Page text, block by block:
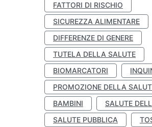
FATTORI DI RISCHIO
SICUREZZA ALIMENTARE
DIFFERENZE DI GENERE
TUTELA DELLA SALUTE
BIOMARCATORI
PROMOZIONE DELLA
BAMBINI
SALUTE
SALUTE PUBBLICA